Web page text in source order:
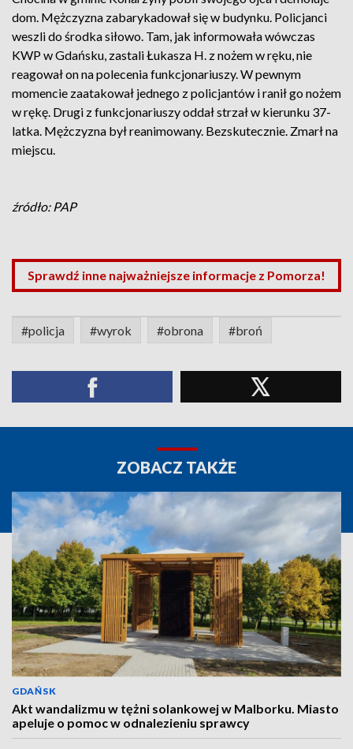
dom. Mężczyzna zabarykadował się w budynku. Policjanci
weszli do środka siłowo. Tam, jak informowała wówczas
KWP w Gdańsku, zastali Łukasza H. z nożem w ręku, nie
reagował on na polecenia funkcjonariuszy. W pewnym
momencie zaatakował jednego z policjantów i ranił go nożem
w rękę. Drugi z funkcjonariuszy oddał strzał w kierunku 37-
latka. Mężczyzna był reanimowany. Bezskutecznie. Zmarł na
miejscu.
źródło: PAP
Sprawdź inne najważniejsze informacje z Pomorza!
#policja #wyrok #obrona #broń
ZOBACZ TAKŻE
GDAŃSK
Akt wandalizmu w tężni solankowej w Malborku. Miasto
apeluje o pomoc w odnalezieniu sprawcy